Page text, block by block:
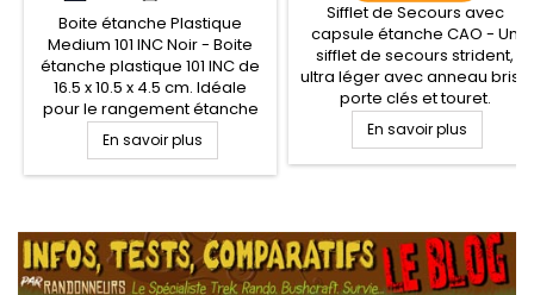
Boite étanche Plastique
Medium 101 INC Noir - Boite
étanche plastique 101 INC de
16.5 x 10.5 x 4.5 cm. Idéale
pour le rangement étanche
de son petit matériel, et kit de
survie de votre propre
composition. Comporte deux
par quatre clips distincts.
En savoir plus
Sifflet de Secours avec
capsule étanche CAO - Un
sifflet de secours strident,
ultra léger avec anneau brisé
porte clés et touret.
Équipement de secours et de
survie à glisser dans votre
sac à dos. Un capuchon
l'abri des éléments.
En savoir plus